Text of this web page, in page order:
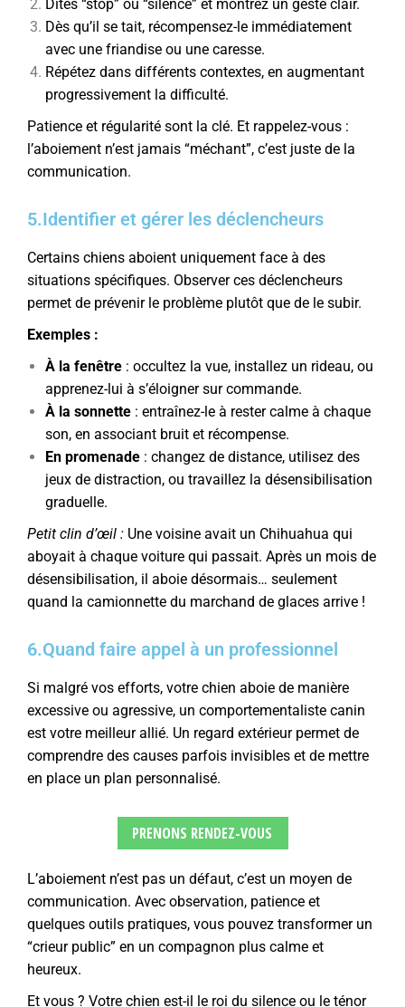
Dites “stop” ou “silence” et montrez un geste clair.
Dès qu’il se tait, récompensez-le immédiatement
avec une friandise ou une caresse.
Répétez dans différents contextes, en augmentant
progressivement la difficulté.
Patience et régularité sont la clé. Et rappelez-vous :
l’aboiement n’est jamais “méchant”, c’est juste de la
communication.
5.Identifier et gérer les déclencheurs
Certains chiens aboient uniquement face à des
situations spécifiques. Observer ces déclencheurs
permet de prévenir le problème plutôt que de le subir.
Exemples :
À la fenêtre : occultez la vue, installez un rideau, ou
apprenez-lui à s’éloigner sur commande.
À la sonnette : entraînez-le à rester calme à chaque
son, en associant bruit et récompense.
En promenade : changez de distance, utilisez des
jeux de distraction, ou travaillez la désensibilisation
graduelle.
Petit clin d’œil : Une voisine avait un Chihuahua qui
aboyait à chaque voiture qui passait. Après un mois de
désensibilisation, il aboie désormais… seulement
quand la camionnette du marchand de glaces arrive !
6.Quand faire appel à un professionnel
Si malgré vos efforts, votre chien aboie de manière
excessive ou agressive, un comportementaliste canin
est votre meilleur allié. Un regard extérieur permet de
comprendre des causes parfois invisibles et de mettre
en place un plan personnalisé.
PRENONS RENDEZ-VOUS
L’aboiement n’est pas un défaut, c’est un moyen de
communication. Avec observation, patience et
quelques outils pratiques, vous pouvez transformer un
“crieur public” en un compagnon plus calme et
heureux.
Et vous ? Votre chien est-il le roi du silence ou le ténor